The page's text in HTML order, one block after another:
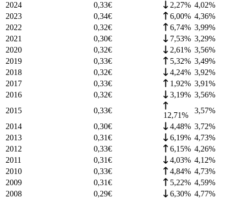
2024
0,33€ 2,27% 4,02%
2023
0,34€ 6,00% 4,36%
2022
0,32€ 6,74% 3,99%
2021
0,30€ 7,53% 3,29%
2020
0,32€ 2,61% 3,56%
2019
0,33€ 5,32% 3,49%
2018
0,32€ 4,24% 3,92%
2017
0,33€ 1,92% 3,91%
2016
0,32€ 3,19% 3,56%
2015
0,33€
12,71%
3,57%
2014
0,30€ 4,48% 3,72%
2013
0,31€ 6,19% 4,73%
2012
0,33€ 6,15% 4,26%
2011
0,31€ 4,03% 4,12%
2010
0,33€ 4,84% 4,73%
2009
0,31€ 5,22% 4,59%
2008
0,29€ 6,30% 4,77%